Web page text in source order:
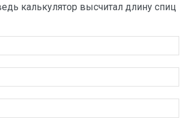
калькулятор высчитал длину спиц